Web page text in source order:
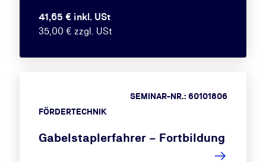
41,65 € inkl. USt
35,00 € zzgl. USt
FÖRDERTECHNIK
SEMINAR-NR.: 60101806
Gabelstaplerfahrer – Fortbildung